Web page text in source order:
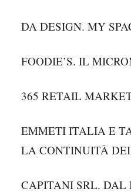
DA DESIGN. MY
FOODIE’S. IL
365 RETAIL
EMMETI ITALIA E
LA CONTINUITÀ
CAPITANI SRL. DAL